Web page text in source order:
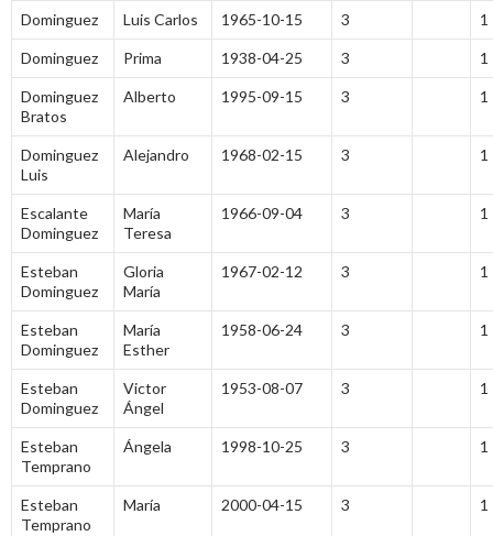
Dominguez Luis Carlos 1965-10-15 3 1
Dominguez Prima 1938-04-25 3 1
Dominguez
Bratos
Alberto 1995-09-15 3 1
Dominguez
Luis
Alejandro 1968-02-15 3 1
Escalante
Dominguez
María
Teresa
1966-09-04 3 1
Esteban
Dominguez
Gloria
María
1967-02-12 3 1
Esteban
Dominguez
María
Esther
1958-06-24 3 1
Esteban
Dominguez
Victor
Ángel
1953-08-07 3 1
Esteban
Temprano
Ángela 1998-10-25 3 1
Esteban
Temprano
María 2000-04-15 3 1